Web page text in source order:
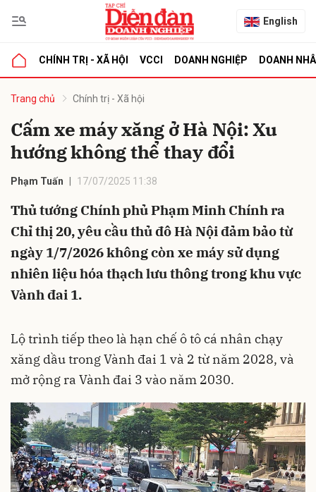
English
CHÍNH TRỊ - XÃ HỘI VCCI DOANH NGHIỆP DOANH
Trang chủ Chính trị - Xã hội
Cấm xe máy xăng ở Hà Nội: Xu
hướng không thể thay đổi
Phạm Tuấn 17/07/2025 11:38
Thủ tướng Chính phủ Phạm Minh Chính ra
Chỉ thị 20, yêu cầu thủ đô Hà Nội đảm bảo từ
ngày 1/7/2026 không còn xe máy sử dụng
nhiên liệu hóa thạch lưu thông trong khu vực
Vành đai 1.
Lộ trình tiếp theo là hạn chế ô tô cá nhân chạy
xăng dầu trong Vành đai 1 và 2 từ năm 2028, và
mở rộng ra Vành đai 3 vào năm 2030.
luận
Hủy